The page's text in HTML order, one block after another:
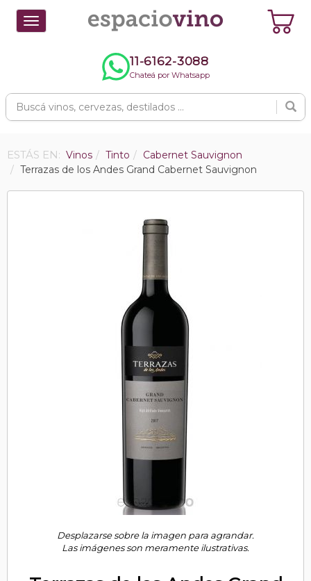
Toggle
navigation
11-6162-3088
Chateá por Whatsapp
ESTÁS EN: Vinos Tinto
Cabernet Sauvignon
Terrazas de los Andes Grand Cabernet Sauvignon
Desplazarse sobre la imagen para agrandar.
Las imágenes son meramente ilustrativas.